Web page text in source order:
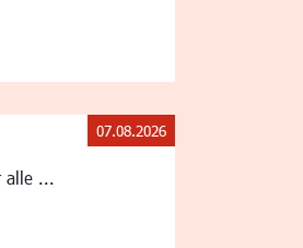
alle ...
07.08.2026